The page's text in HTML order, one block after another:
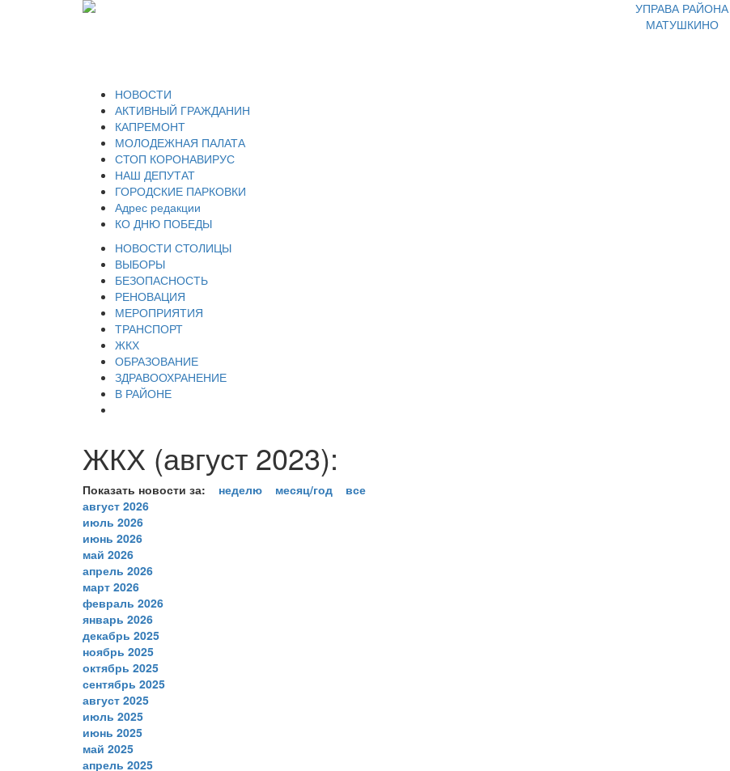
УПРАВА РАЙОНА
МАТУШКИНО
НОВОСТИ
АКТИВНЫЙ ГРАЖДАНИН
КАПРЕМОНТ
МОЛОДЕЖНАЯ ПАЛАТА
СТОП КОРОНАВИРУС
НАШ ДЕПУТАТ
ГОРОДСКИЕ ПАРКОВКИ
Адрес редакции
КО ДНЮ ПОБЕДЫ
НОВОСТИ СТОЛИЦЫ
ВЫБОРЫ
БЕЗОПАСНОСТЬ
РЕНОВАЦИЯ
МЕРОПРИЯТИЯ
ТРАНСПОРТ
ЖКХ
ОБРАЗОВАНИЕ
ЗДРАВООХРАНЕНИЕ
В РАЙОНЕ
ЖКХ (август 2023):
Показать новости за: неделю месяц/год
все
август 2026
июль 2026
июнь 2026
май 2026
апрель 2026
март 2026
февраль 2026
январь 2026
декабрь 2025
ноябрь 2025
октябрь 2025
сентябрь 2025
август 2025
июль 2025
июнь 2025
май 2025
апрель 2025